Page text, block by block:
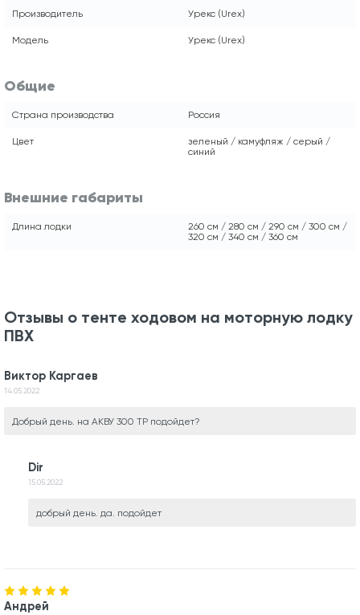
Производитель Урекс (Urex)
Модель Урекс (Urex)
Общие
Страна производства Россия
Цвет
зеленый / камуфляж / серый /
синий
Внешние габариты
Длина лодки
260 см / 280 см / 290 см / 300 см /
320 см / 340 см / 360 см
Отзывы о тенте ходовом на моторную лодку
ПВХ
Виктор Каргаев
14.05.2022
Добрый день. на АКВУ 300 ТР подойдет?
Dir
15.05.2022
добрый день. да. подойдет
Андрей